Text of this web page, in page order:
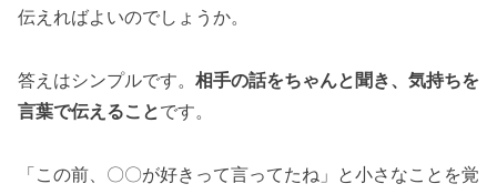
伝えればよいのでしょうか。
答えはシンプルです。 相手の話をちゃんと聞き、気持ちを
言葉で伝えることです。
「この前、〇〇が好きって言ってたね」と小さなことを覚